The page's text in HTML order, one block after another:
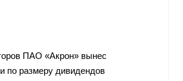
ПАО «Акрон» вынес
по размеру дивидендов